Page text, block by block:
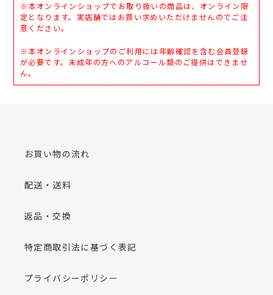
※本オンラインショップでお取り扱いの商品は、オンライン限
定となります。実店舗ではお買い求めいただけませんのでご注
意ください。
※本オンラインショップのご利用には年齢確認を含む会員登録
が必要です。未成年の方へのアルコール類のご提供はできませ
ん。
お買い物の流れ
配送・送料
返品・交換
特定商取引法に基づく表記
プライバシーポリシー